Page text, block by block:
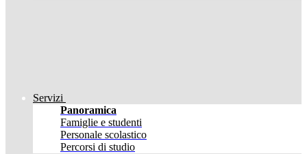
Servizi
Panoramica
Famiglie e studenti
Personale scolastico
Percorsi di studio